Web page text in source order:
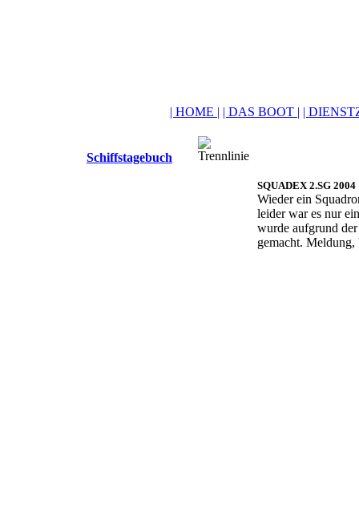
| HOME | | DAS BOOT | |
Schiffstagebuch
SQUADEX 2.SG 2004
Wieder ein
leider war es nur
wurde aufgrund
gemacht.